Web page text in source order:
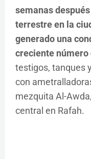
semanas
terrestre en la
generado una
creciente
testigos, tanques
con
mezquita Al-
central en Rafah.